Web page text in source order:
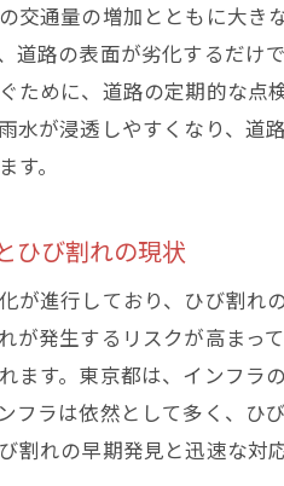
ひび割れ問
交通量の増加とともに大
道路の表面が劣化するだ
ために、道路の定期的な
水が浸透しやすくなり、
。
ひび割れの現状
が進行しており、ひび割
が発生するリスクが高ま
ます。東京都は、インフ
フラは依然として多く、ひ
割れの早期発見と迅速な対